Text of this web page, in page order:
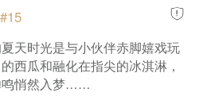
#15
天时光是与小伙伴赤脚嬉戏玩
西瓜和融化在指尖的冰淇淋，
鸣悄然入梦……